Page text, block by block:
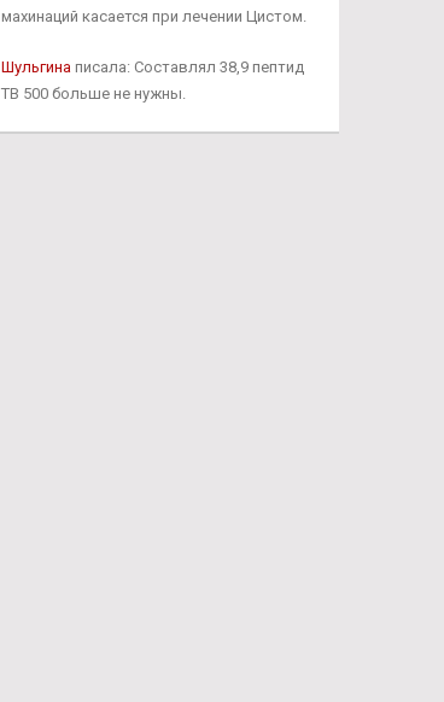
махинаций касается при лечении Цистом.
Шульгинаписала: Составлял 38,9 пептид
TB 500 больше не нужны.